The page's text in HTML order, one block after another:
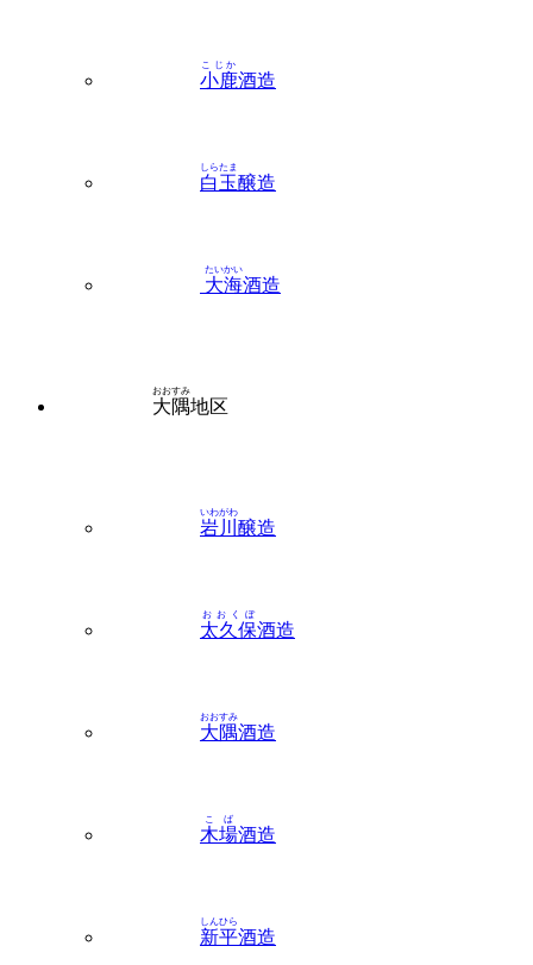
小鹿
こじか
酒造
白玉
しらたま
醸造
大海
たいかい
酒造
大隅
おおすみ
地区
岩川
いわがわ
醸造
太久保
おおくぼ
酒造
大隅
おおすみ
酒造
木場
こば
酒造
新平
しんひら
酒造